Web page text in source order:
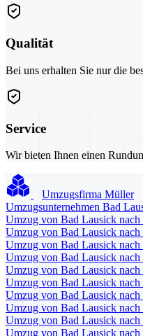
Qualität
Bei uns erhalten Sie nur die
Service
Wir bieten Ihnen einen
Umzugsfirma Müller
Umzugsunternehmen Bad
Umzug von Bad Lausick nach
Umzug von Bad Lausick nach
Umzug von Bad Lausick nach
Umzug von Bad Lausick
Umzug von Bad Lausick
Umzug von Bad Lausick nach
Umzug von Bad Lausick nach
Umzug von Bad Lausick
Umzug von Bad Lausick
Umzug von Bad Lausick nach